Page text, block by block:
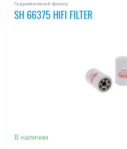
Гидравлический фильтр
SH 66375 HIFI FILTER
В наличии